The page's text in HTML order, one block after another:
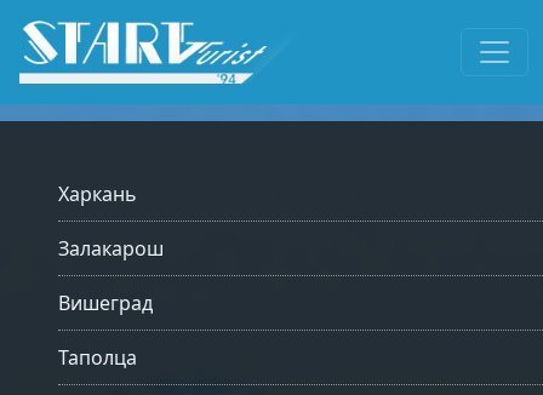
Харкань
Залакарош
Вишеград
Таполца